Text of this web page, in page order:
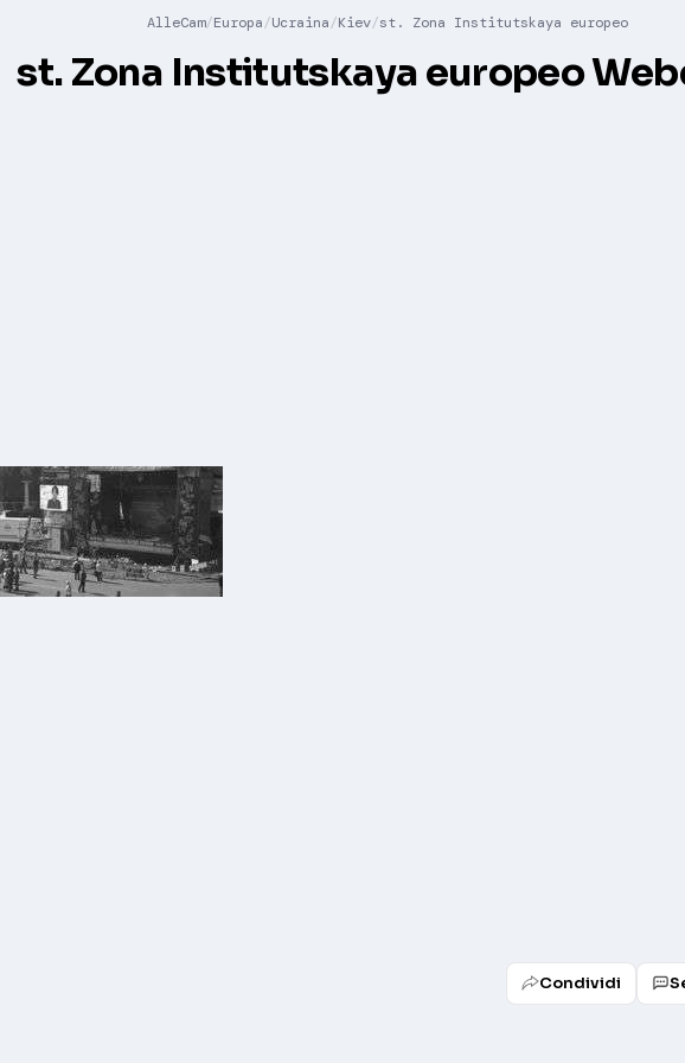
AlleCam Europa Ucraina Kiev st. Zona Institutskaya europeo
st. Zona Institutskaya europeo
Condividi